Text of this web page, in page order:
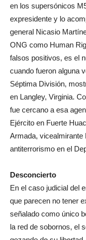
en los supersónicos
expresidente y lo
general Nicasio
ONG como Human
falsos positivos, es el
cuando fueron alguna
Séptima División,
en Langley, Virginia.
fue cercano a esa
Ejército en Fuerte
Armada,
antiterrorismo en el
Desconcierto
En el caso judicial del
que parecen no tener
señalado como único
la red de sobornos, el